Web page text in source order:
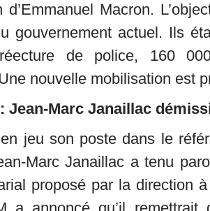
d’Emmanuel Macron.
gouvernement actuel. Ils
de police, 160
nouvelle mobilisation est
Jean-Marc Janaillac
jeu son poste dans le
Marc Janaillac a tenu
proposé par la direction